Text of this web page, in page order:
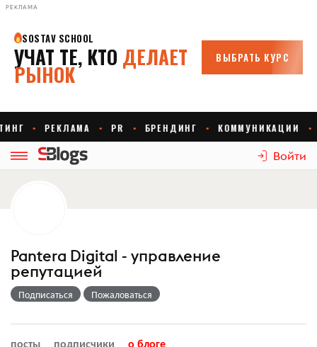
РЕКЛАМА
Войти
Pantera Digital - управление
репутацией
Подписаться Пожаловаться
посты подписчики о блоге